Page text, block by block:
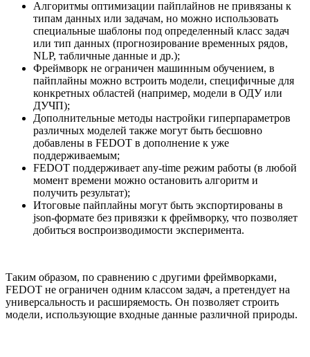
Алгоритмы оптимизации пайплайнов не привязаны к
типам данных или задачам, но можно использовать
специальные шаблоны под определенный класс задач
или тип данных (прогнозирование временных рядов,
NLP, табличные данные и др.);
Фреймворк не ограничен машинным обучением, в
пайплайны можно встроить модели, специфичные для
конкретных областей (например, модели в ОДУ или
ДУЧП);
Дополнительные методы настройки гиперпараметров
различных моделей также могут быть бесшовно
добавлены в FEDOT в дополнение к уже
поддерживаемым;
FEDOT поддерживает any-time режим работы (в любой
момент времени можно остановить алгоритм и
получить результат);
Итоговые пайплайны могут быть экспортированы в
json-формате без привязки к фреймворку, что позволяет
добиться воспроизводимости эксперимента.
Таким образом, по сравнению с другими фреймворками,
FEDOT не ограничен одним классом задач, а претендует на
универсальность и расширяемость. Он позволяет строить
модели, использующие входные данные различной природы.